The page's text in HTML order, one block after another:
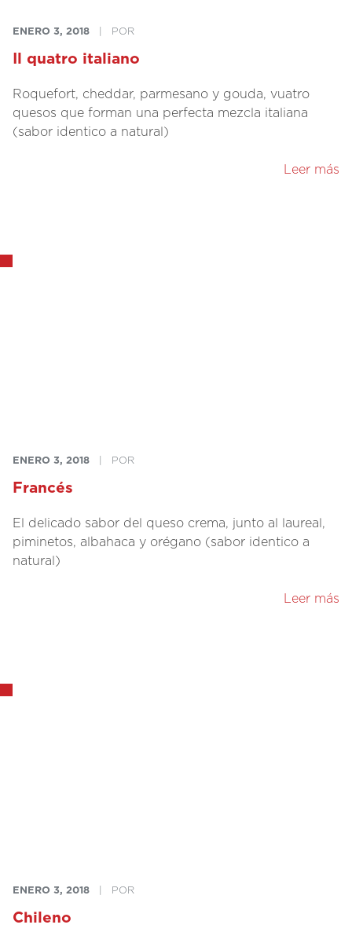
ENERO 3, 2018 | POR
Il quatro italiano
Roquefort, cheddar, parmesano y gouda, vuatro
quesos que forman una perfecta mezcla italiana
(sabor identico a natural)
Leer más
ENERO 3, 2018 POR
Francés
El delicado sabor del queso crema, junto al laureal,
piminetos, albahaca y orégano (sabor identico a
natural)
Leer más
ENERO 3, 2018 POR
Chileno